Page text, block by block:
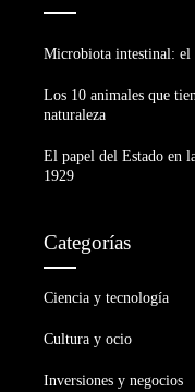
Microbiota intestinal: el
Los 10 animales que
naturaleza
El papel del Estado en
1929
Categorías
Ciencia y tecnología
Cultura y ocio
Inversiones y negocios